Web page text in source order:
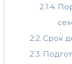
Срок